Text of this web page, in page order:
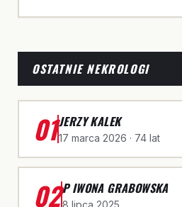
OSTATNIE NEKROLOGI
01JERZY KALEK
17 marca 2026 · 74 lat
02P IWONA GRABOWSKA
8 lipca 2025